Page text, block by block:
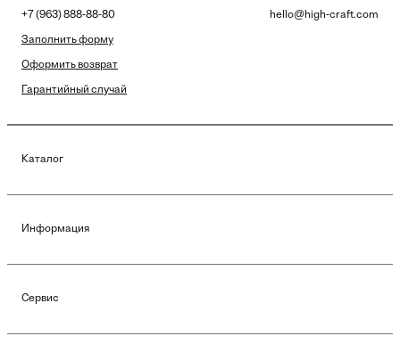
+7 (963) 888-88-80 hello@high-craft.com
Заполнить форму
Оформить возврат
Гарантийный случай
Каталог
Информация
Сервис